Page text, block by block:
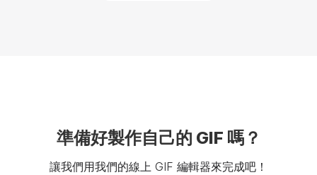
準備好製作自己的 GIF 嗎？
讓我們用我們的線上 GIF 編輯器來完成吧！